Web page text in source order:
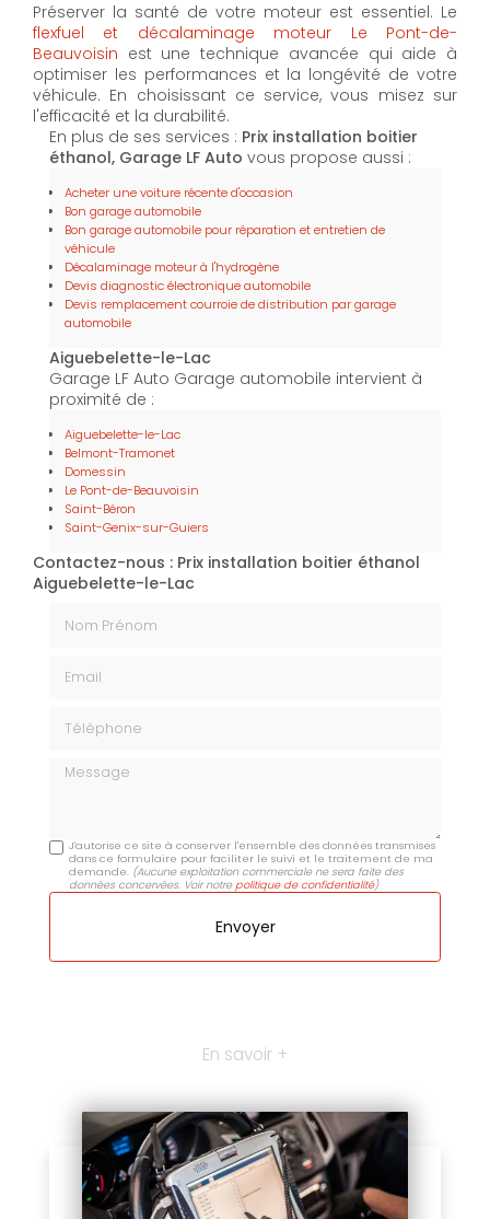
Préserver la santé de votre moteur est essentiel. Le
flexfuel et décalaminage moteur Le Pont-de-
Beauvoisin est une technique avancée qui aide à
optimiser les performances et la longévité de votre
véhicule. En choisissant ce service, vous misez sur
l'efficacité et la durabilité.
En plus de ses services : Prix installation boitier
éthanol, Garage LF Auto vous propose aussi :
Acheter une voiture récente d'occasion
Bon garage automobile
Bon garage automobile pour réparation et entretien de
véhicule
Décalaminage moteur à l'hydrogène
Devis diagnostic électronique automobile
Devis remplacement courroie de distribution par garage
automobile
Aiguebelette-le-Lac
Garage LF Auto Garage automobile intervient à
proximité de :
Aiguebelette-le-Lac
Belmont-Tramonet
Domessin
Le Pont-de-Beauvoisin
Saint-Béron
Saint-Genix-sur-Guiers
Contactez-nous : Prix installation boitier éthanol
Aiguebelette-le-Lac
Message
J'autorise ce site à conserver l'ensemble des données transmises
dans ce formulaire pour faciliter le suivi et le traitement de ma
demande. (Aucune exploitation commerciale ne sera faite des
données concervées. Voir notrepolitique de confidentialité)
En savoir +